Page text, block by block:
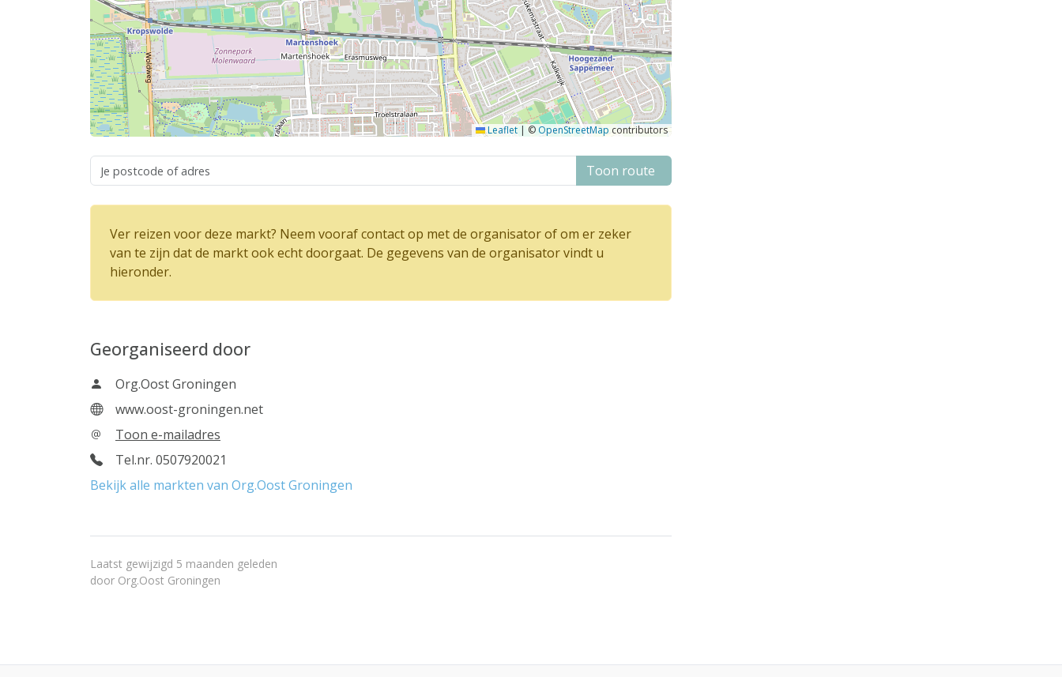
Leaflet | © OpenStreetMap contributors
Toon route
Ver reizen voor deze markt? Neem vooraf contact op met de organisator of om er zeker
van te zijn dat de markt ook echt doorgaat. De gegevens van de organisator vindt u
hieronder.
Georganiseerd door
Org.Oost Groningen
www.oost-groningen.net
Toon e-mailadres
Tel.nr. 0507920021
Bekijk alle markten van Org.Oost Groningen
Laatst gewijzigd 5 maanden geleden
door Org.Oost Groningen